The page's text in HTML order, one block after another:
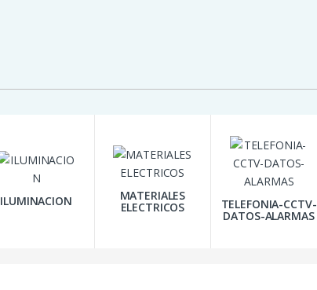
ILUMINACION MATERIALES
ELECTRICOS TELEFONIA-CCTV-
DATOS-ALARMAS